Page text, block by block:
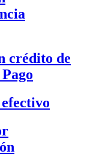
crédito de